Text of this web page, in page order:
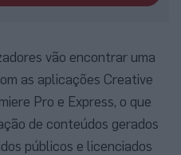
vão encontrar uma
as aplicações Creative
Pro e Express, o que
de conteúdos gerados
públicos e licenciados